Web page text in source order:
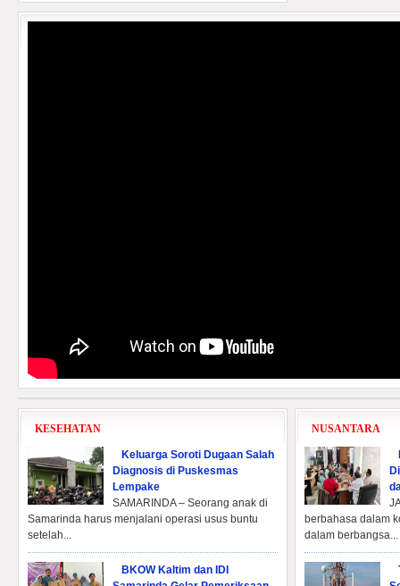
KESEHATAN
Keluarga Soroti Dugaan Salah
Diagnosis di Puskesmas
Lempake
SAMARINDA – Seorang anak di
Samarinda harus menjalani operasi usus buntu
setelah...
BKOW Kaltim dan IDI
NUSANTARA
berbahasa dalam
dalam berbangsa...